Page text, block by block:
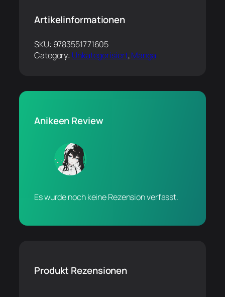
Artikelinformationen
SKU: 9783551771605
Category: Unkategorisiert, Manga
Anikeen Review
Es wurde noch keine Rezension verfasst.
Produkt Rezensionen